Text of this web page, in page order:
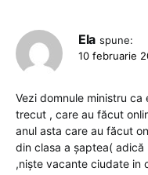
Ela spune:
10 februarie
Vezi domnule ministru
trecut , care au făcut
anul asta care au făcut
din clasa a șaptea( adică
,niște vacante ciudate in